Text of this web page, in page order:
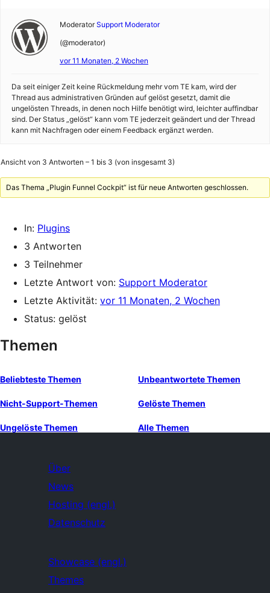
Moderator Support Moderator
(@moderator)
vor 11 Monaten, 2 Wochen
Da seit einiger Zeit keine Rückmeldung mehr vom TE kam, wird der
Thread aus administrativen Gründen auf gelöst gesetzt, damit die
ungelösten Threads, in denen noch Hilfe benötigt wird, leichter auffindbar
sind. Der Status „gelöst“ kann vom TE jederzeit geändert und der Thread
kann mit Nachfragen oder einem Feedback ergänzt werden.
Ansicht von 3 Antworten – 1 bis 3 (von insgesamt 3)
Das Thema „Plugin Funnel Cockpit“ ist für neue Antworten geschlossen.
In: Plugins
3 Antworten
3 Teilnehmer
Letzte Antwort von: Support Moderator
Letzte Aktivität: vor 11 Monaten, 2 Wochen
Status: gelöst
Themen
Beliebteste Themen Unbeantwortete Themen
Nicht-Support-Themen Gelöste Themen
Ungelöste Themen Alle Themen
Über
News
Hosting (engl.)
Datenschutz
Showcase (engl.)
Themes